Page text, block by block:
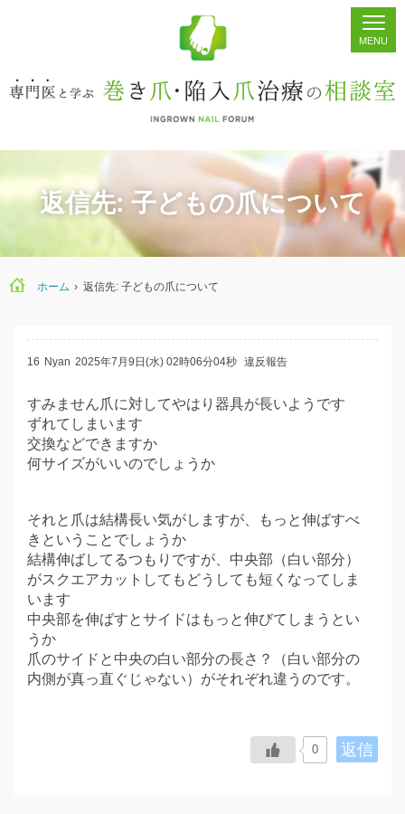
ホーム シェア 掲示板 検索
返信先: 子どもの爪について
ホーム › 返信先: 子どもの爪について
16 Nyan 2025年7月9日(水) 02時06分04秒 違反報告
すみません爪に対してやはり器具が長いようです
ずれてしまいます
交換などできますか
何サイズがいいのでしょうか
それと爪は結構長い気がしますが、もっと伸ばすべ
きということでしょうか
結構伸ばしてるつもりですが、中央部（白い部分）
がスクエアカットしてもどうしても短くなってしま
います
中央部を伸ばすとサイドはもっと伸びてしまうとい
うか
爪のサイドと中央の白い部分の長さ？（白い部分の
内側が真っ直ぐじゃない）がそれぞれ違うのです。
返信
0